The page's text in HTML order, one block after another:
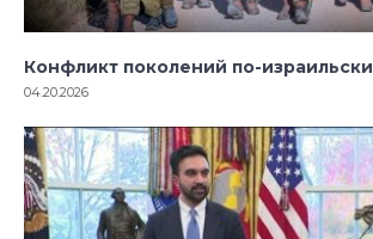
Конфликт поколений по-израильски
04.20.2026